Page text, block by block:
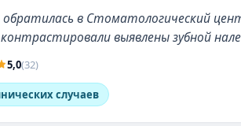
в Стоматологический
выявлены зубной
5,0(32)
случаев